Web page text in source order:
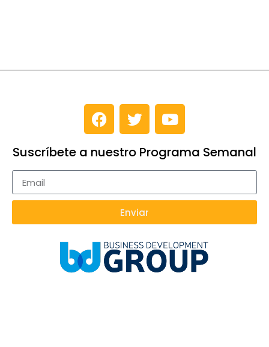
Suscríbete a nuestro Programa Semanal
Enviar